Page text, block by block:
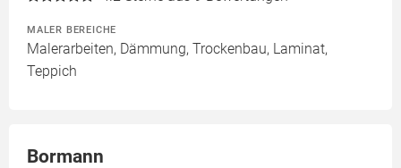
MALER BEREICHE
Malerarbeiten, Dämmung, Trockenbau, Laminat,
Teppich
Bormann